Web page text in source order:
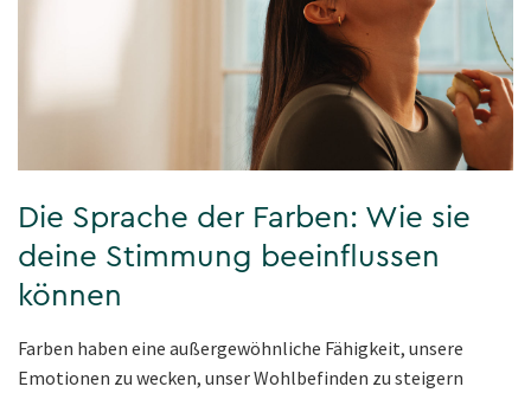
Die Sprache der Farben: Wie sie
deine Stimmung beeinflussen
können
Farben haben eine außergewöhnliche Fähigkeit, unsere
Emotionen zu wecken, unser Wohlbefinden zu steigern